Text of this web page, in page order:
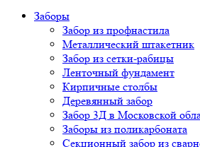
Заборы
Забор из профнастила
Металлический штакетник
Забор из сетки-рабицы
Ленточный фундамент
Кирпичные столбы
Деревянный забор
Забор 3Д в Московской
Заборы из поликарбоната
Секционный забор из